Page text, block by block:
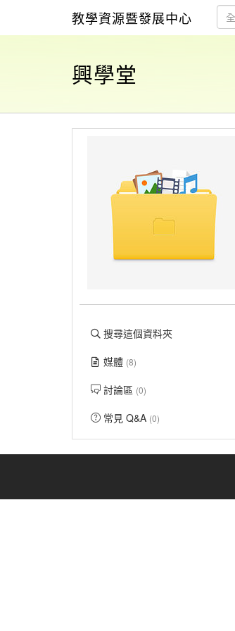
教學資源暨發展中心
興學堂
搜尋這個資料夾
媒體 (8)
討論區 (0)
常見 Q&A (0)